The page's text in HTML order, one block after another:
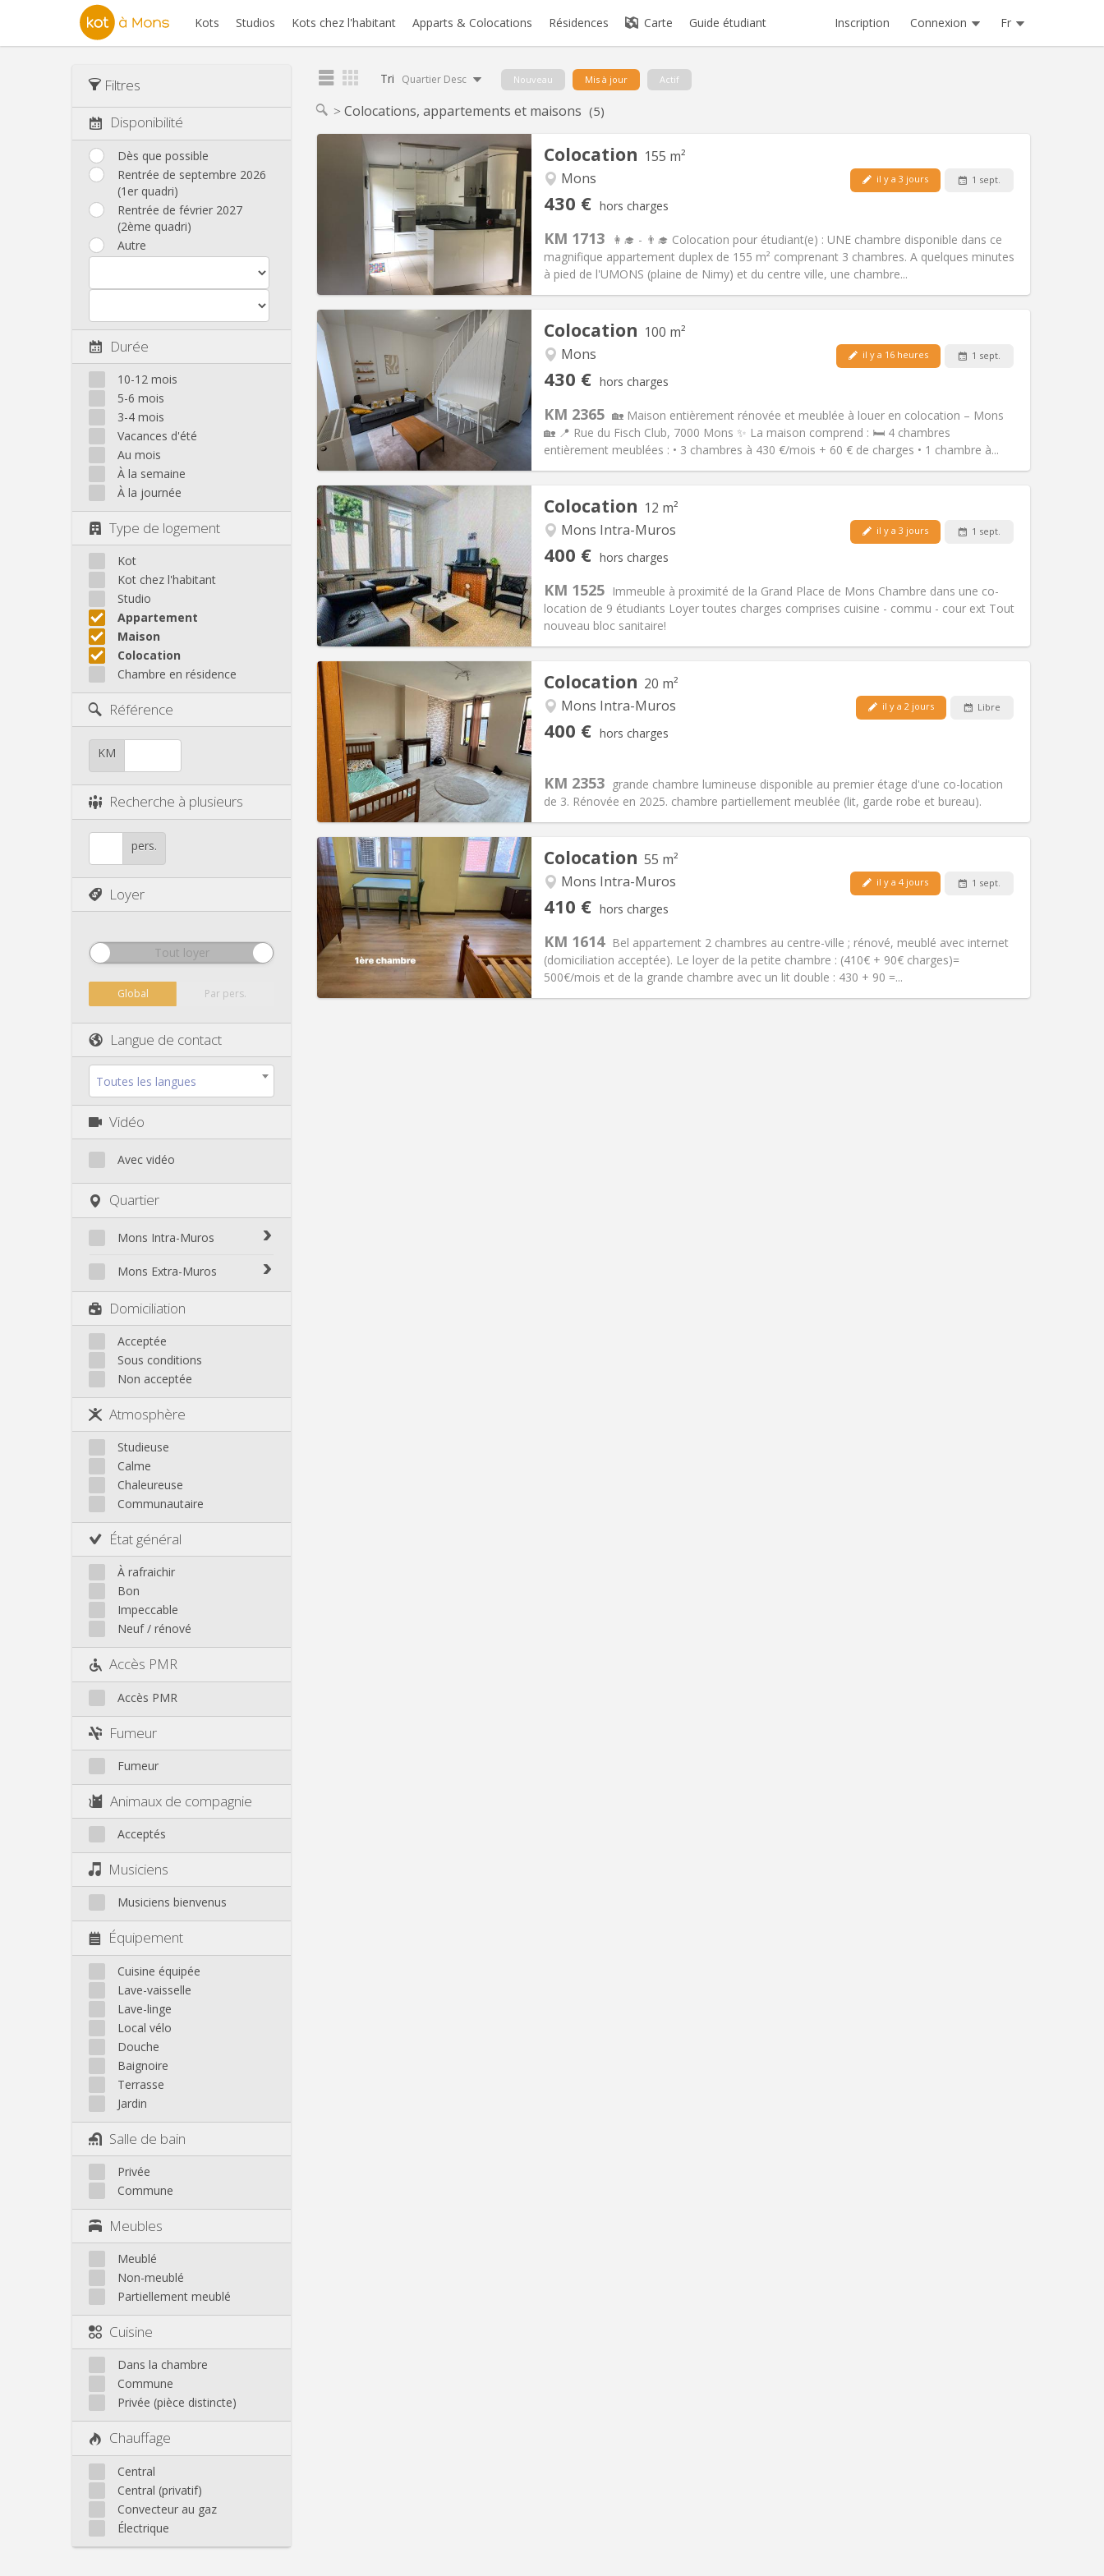
Kots Studios Kots chez l'habitant Apparts & Colocations Résidences Carte Guide étudiant Inscription Connexion Fr
Filtres
Disponibilité
Dès que possible
Rentrée de septembre 2026
(1er quadri)
Rentrée de février 2027
(2ème quadri)
Autre
Durée
10-12 mois
5-6 mois
3-4 mois
Vacances d'été
Au mois
À la semaine
À la journée
Type de logement
Kot
Kot chez l'habitant
Studio
Appartement
Maison
Colocation
Chambre en résidence
Référence
KM
Recherche à plusieurs
pers.
Loyer
Tout loyer
Global Par pers.
Langue de contact
Toutes les langues
Vidéo
Avec vidéo
Quartier
Mons Intra-Muros
Mons Intra-Muros
Mons Extra-Muros
Domiciliation
Acceptée
Sous conditions
Non acceptée
Atmosphère
Studieuse
Calme
Chaleureuse
Communautaire
État général
À rafraichir
Bon
Impeccable
Neuf / rénové
Accès PMR
Accès PMR
Fumeur
Fumeur
Animaux de compagnie
Acceptés
Musiciens
Musiciens bienvenus
Équipement
Cuisine équipée
Lave-vaisselle
Lave-linge
Local vélo
Douche
Baignoire
Terrasse
Jardin
Salle de bain
Privée
Commune
Meubles
Meublé
Non-meublé
Partiellement meublé
Cuisine
Dans la chambre
Commune
Privée (pièce distincte)
Chauffage
Central
Central (privatif)
Convecteur au gaz
Électrique
Tri Quartier Desc Nouveau Mis à jour Actif
Colocations, appartements et maisons (5)
Colocation 155 m²
Mons
430 € hors charges
il y a 3 jours 1 sept.
KM 1713
👩‍🎓 - 👨‍🎓 Colocation pour étudiant(e) : UNE chambre disponible dans ce
magnifique appartement duplex de 155 m² comprenant 3 chambres. A quelques minutes
à pied de l'UMONS (plaine de Nimy) et du centre ville, une chambre...
Infos Pratiques
Charges:110 €
12 mois
Domiciliation:Non
Aménagement
Salle de bain:Commune
Superficie:155 m2
Autre
Atmosphère:Chaleureuse, studieuse
Animaux de compagnie:Non
Colocation 100 m²
Mons
430 € hors charges
il y a 16 heures 1 sept.
KM 2365 🏡 Maison entièrement rénovée et meublée à louer en colocation – Mons
🏡 📍 Rue du Fisch Club, 7000 Mons ✨ La maison comprend : 🛏️ 4 chambres
entièrement meublées : • 3 chambres à 430 €/mois + 60 € de charges • 1 chambre à...
Infos Pratiques
Loyer:430 €
Charges:60 €
Durée:12 mois
Domiciliation: Non
Aménagement
Salle de bain:Commune
Superficie:100 m2
Autre
Atmosphère:Studieuse,
Accès PMR:Non
Non-fumeur
Colocation 12 m²
Mons Intra-Muros
400 € hors charges
il y a 3 jours 1 sept.
KM 1525 Immeuble à proximité de la Grand Place de Mons Chambre dans une co-
location de 9 étudiants Loyer toutes charges comprises cuisine - commu - cour ext Tout
nouveau bloc sanitaire!
Infos Pratiques
Loyer:400 €
Charges:50 €
Durée: 11 mois
Domiciliation: Non
Aménagement
Salle de bain:Commune
Superficie:12 m2
Atmosphère:Communautaire
Animaux de compagnie:Non
Colocation 20 m²
Mons Intra-Muros
400 € hors charges
il y a 2 jours Libre
KM 2353 grande chambre lumineuse disponible au premier étage d'une co-location
de 3. Rénovée en 2025. chambre partiellement meublée (lit, garde robe et bureau).
Infos Pratiques
Loyer:400 €
Charges:50 €
Durée:12 mois
Domiciliation: Non
Aménagement
Superficie:20 m2
Autre
Non-fumeur
Animaux de compagnie:Non
Colocation 55 m²
Mons Intra-Muros
410 € hors charges
il y a 4 jours 1 sept.
KM 1614 Bel appartement 2 chambres au centre-ville ; rénové, meublé avec internet
(domiciliation acceptée). Le loyer de la petite chambre : (410€ + 90€ charges)=
500€/mois et de la grande chambre avec un lit double : 430 + 90 =...
Infos Pratiques
Loyer: 410 €
Charges:90 €
Durée:12 mois, 5-6 mois
Domiciliation:Acceptée
Aménagement
Salle de bain: Privée
Superficie:55 m2
Autre
Atmosphère:Studieuse, calme
Animaux de compagnie:Non